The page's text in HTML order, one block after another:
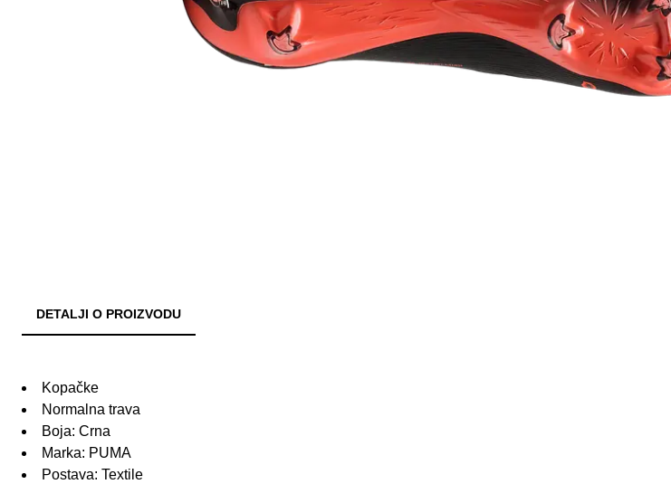
DETALJI O PROIZVODU
Kopačke
Normalna trava
Boja: Crna
Marka: PUMA
Postava: Textile